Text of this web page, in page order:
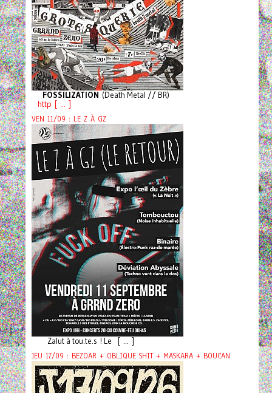
FOSSILIZATION (Death Metal // BR)
http [ ... ]
VEN 11/09 : LE Z À GZ
Zalut à tou.te.s ! Le [ ... ]
JEU 17/09 : BEZOAR + OBLIQUE SHIT + MASKARA + BOUCAN